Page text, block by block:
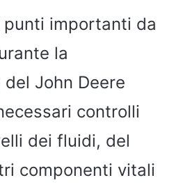
punti importanti da
la
John Deere
controlli
dei fluidi, del
componenti vitali